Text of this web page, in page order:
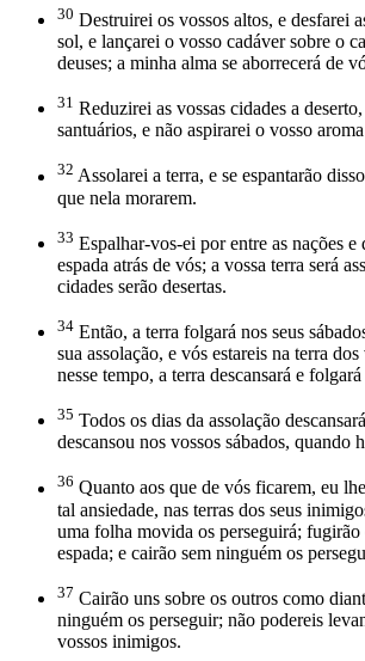
30 Destruirei os vossos altos, e desfarei
sol, e lançarei o vosso cadáver sobre o
deuses; a minha alma se aborrecerá de
31 Reduzirei as vossas cidades a
santuários, e não aspirarei o vosso
32 Assolarei a terra, e se espantarão
que nela morarem.
33 Espalhar-vos-ei por entre as nações e
espada atrás de vós; a vossa terra será
cidades serão desertas.
34 Então, a terra folgará nos seus
sua assolação, e vós estareis na terra
nesse tempo, a terra descansará e
35 Todos os dias da assolação
descansou nos vossos sábados, quando
36 Quanto aos que de vós ficarem, eu
tal ansiedade, nas terras dos seus
uma folha movida os perseguirá;
espada; e cairão sem ninguém os
37 Cairão uns sobre os outros como
ninguém os perseguir; não podereis
vossos inimigos.